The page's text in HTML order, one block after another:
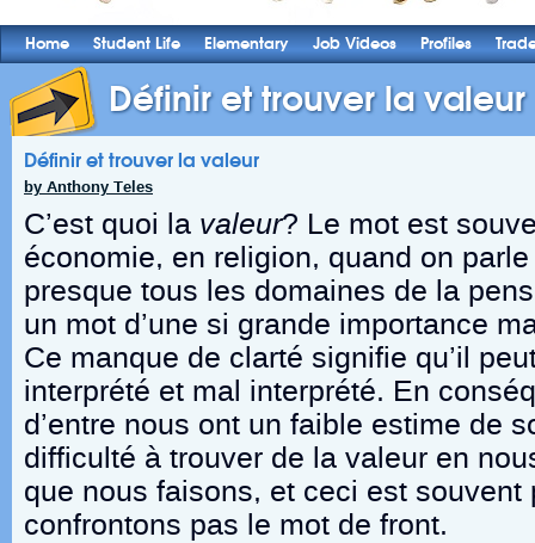
Home Student Life Elementary Job Videos Profiles
Définir et trouver la valeur
Définir et trouver la valeur
by Anthony Teles
C’est quoi la valeur? Le mot est
économie, en religion, quand on
presque tous les domaines de la
un mot d’une si grande importance
Ce manque de clarté signifie qu’il
interprété et mal interprété. En
d’entre nous ont un faible estime de
difficulté à trouver de la valeur en
que nous faisons, et ceci est souvent
confrontons pas le mot de front.